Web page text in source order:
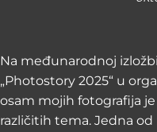
Na međunarodnoj
„Photostory 2025“ u
osam mojih fotografija je
različitih tema. Jedna od